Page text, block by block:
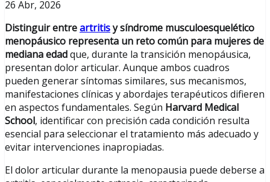
26 Abr, 2026
Distinguir entreartritisy síndrome musculoesquelético
menopáusico representa un reto común para mujeres de
mediana edadque, durante la transición menopáusica,
presentan dolor articular. Aunque ambos cuadros
pueden generar síntomas similares, sus mecanismos,
manifestaciones clínicas y abordajes terapéuticos difieren
en aspectos fundamentales. Según Harvard Medical
School, identificar con precisión cada condición resulta
esencial para seleccionar el tratamiento más adecuado y
evitar intervenciones inapropiadas.
El dolor articular durante la menopausia puede deberse a